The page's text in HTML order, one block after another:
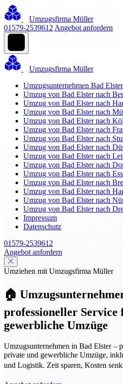
Umzugsfirma Müller
01579-2539612 Angebot anfordern
Umzugsfirma Müller
Umzugsunternehmen Bad Elster
Umzug von Bad Elster nach
Umzug von Bad Elster nach
Umzug von Bad Elster nach
Umzug von Bad Elster nach
Umzug von Bad Elster nach
Umzug von Bad Elster nach
Umzug von Bad Elster nach
Umzug von Bad Elster nach
Umzug von Bad Elster nach
Umzug von Bad Elster nach
Umzug von Bad Elster nach
Umzug von Bad Elster nach
Umzug von Bad Elster nach
Umzug von Bad Elster nach
Impressum
Datenschutz
01579-2539612
Angebot anfordern
Umziehen mit Umzugsfirma Müller
🏠
professioneller
gewerbliche Umzüge
Umzugsunternehmen in Bad Elster –
private und gewerbliche Umzüge,
und Logistik. Zeit sparen, Kosten